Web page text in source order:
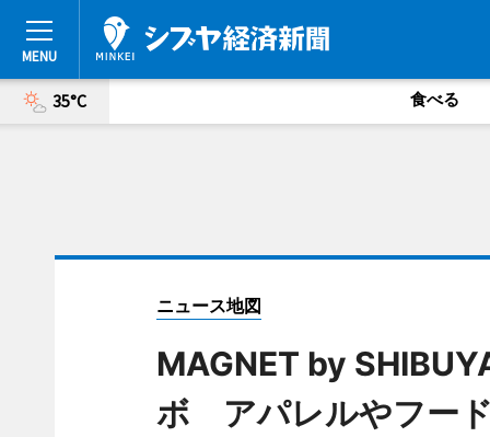
35°C 食べる
ニュース地図
MAGNET by
ボ アパレルやフー